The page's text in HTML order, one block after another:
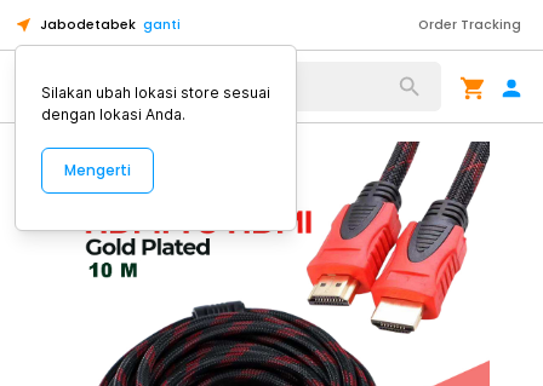
Jabodetabek ganti Order Tracking
Alat Kopi
Silakan ubah lokasi store sesuai
dengan lokasi Anda.
Mengerti